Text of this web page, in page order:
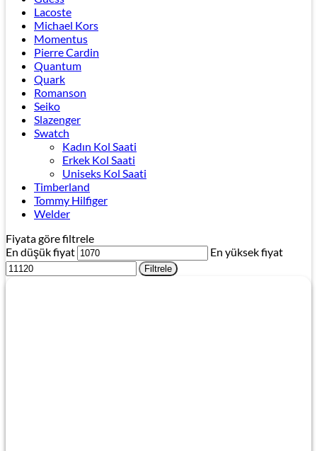
Lacoste
Michael Kors
Momentus
Pierre Cardin
Quantum
Quark
Romanson
Seiko
Slazenger
Swatch
Kadın Kol Saati
Erkek Kol Saati
Uniseks Kol Saati
Timberland
Tommy Hilfiger
Welder
Fiyata göre filtrele
En düşük fiyat
En yüksek fiyat
Filtrele